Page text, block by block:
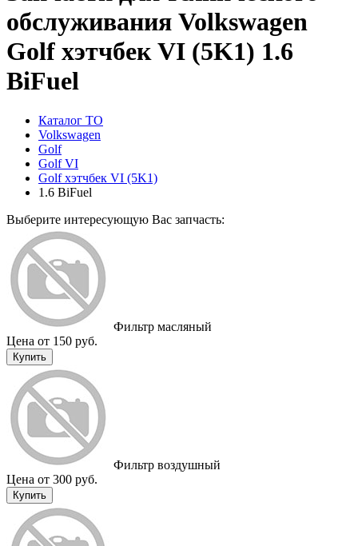
обслуживания Volkswagen
Golf хэтчбек VI (5K1) 1.6
BiFuel
Каталог ТО
Volkswagen
Golf
Golf VI
Golf хэтчбек VI (5K1)
1.6 BiFuel
Выберите интересующую Вас запчасть:
Фильтр масляный
Цена от 150 руб.
Купить
Фильтр воздушный
Цена от 300 руб.
Купить